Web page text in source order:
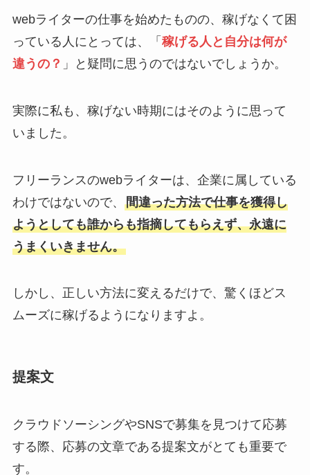
webライターの仕事を始めたものの、稼げなくて困
っている人にとっては、「 稼げる人と自分は何が
違うの？ 」と疑問に思うのではないでしょうか。
実際に私も、稼げない時期にはそのように思って
いました。
フリーランスのwebライターは、企業に属している
わけではないので、 間違った方法で仕事を獲得し
ようとしても誰からも指摘してもらえず、永遠に
うまくいきません。
しかし、正しい方法に変えるだけで、驚くほどス
ムーズに稼げるようになりますよ。
提案文
クラウドソーシングやSNSで募集を見つけて応募
する際、応募の文章である提案文がとても重要で
す。